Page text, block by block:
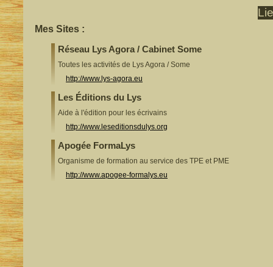
Mes Sites :
Réseau Lys Agora / Cabinet Some
Toutes les activités de Lys Agora / Some
http://www.lys-agora.eu
Les Éditions du Lys
Aide à l'édition pour les écrivains
http://www.leseditionsdulys.org
Apogée FormaLys
Organisme de formation au service des TPE et PME
http://www.apogee-formalys.eu